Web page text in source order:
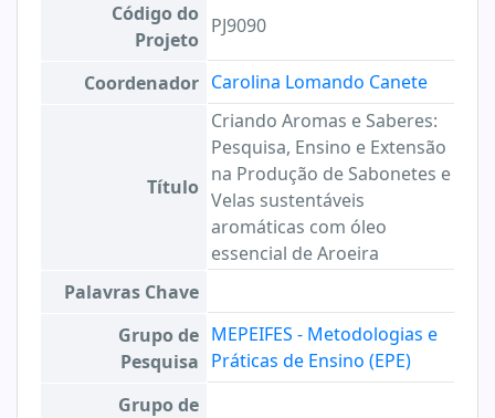
Código do
Projeto
PJ9090
Coordenador Carolina Lomando Canete
Título
Criando Aromas e Saberes:
Pesquisa, Ensino e Extensão
na Produção de Sabonetes e
Velas sustentáveis
aromáticas com óleo
essencial de Aroeira
Palavras Chave
Grupo de
Pesquisa
MEPEIFES - Metodologias e
Práticas de Ensino (EPE)
Grupo de